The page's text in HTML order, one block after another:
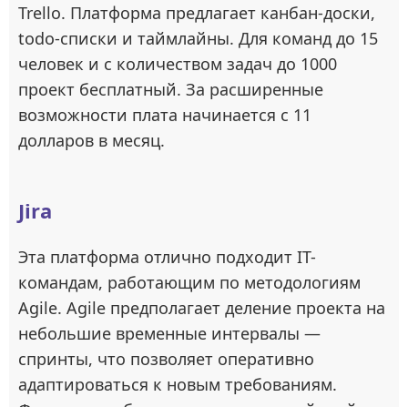
Trello. Платформа предлагает канбан-доски,
todo-списки и таймлайны. Для команд до 15
человек и с количеством задач до 1000
проект бесплатный. За расширенные
возможности плата начинается с 11
долларов в месяц.
Jira
Эта платформа отлично подходит IT-
командам, работающим по методологиям
Agile. Agile предполагает деление проекта на
небольшие временные интервалы —
спринты, что позволяет оперативно
адаптироваться к новым требованиям.